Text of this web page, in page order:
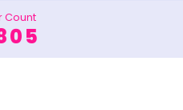
Count